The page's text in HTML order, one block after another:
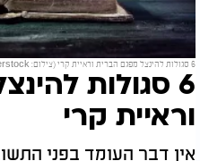
6 סגולות להינצל מפגם הברית וראיית קרי (צילום: Romolo Tavani/shutterstock)
6 סגולות
וראיית קרי